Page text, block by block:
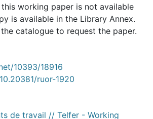
working paper is not available
is available in the Library Annex.
catalogue to request the paper.
10393/18916
ruor-1920
de travail // Telfer - Working